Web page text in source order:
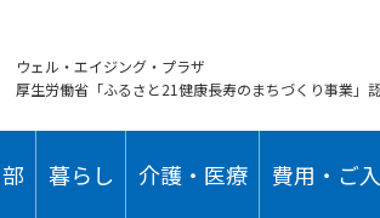
ウェル・エイジング・プラザ
厚生労働省「ふるさと21健康長寿のまちづくり事業」
暮らし 介護・医療 費用・ご